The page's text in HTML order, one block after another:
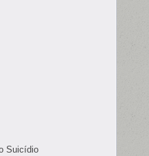
Suicídio